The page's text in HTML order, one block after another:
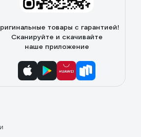
товары с гарантией!
Сканируйте и скачивайте
наше приложение